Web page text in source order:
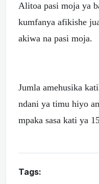
Alitoa pasi moja ya
kumfanya afikishe
akiwa na pasi moja.
Jumla amehusika
ndani ya timu hiyo
mpaka sasa kati ya
Tags: